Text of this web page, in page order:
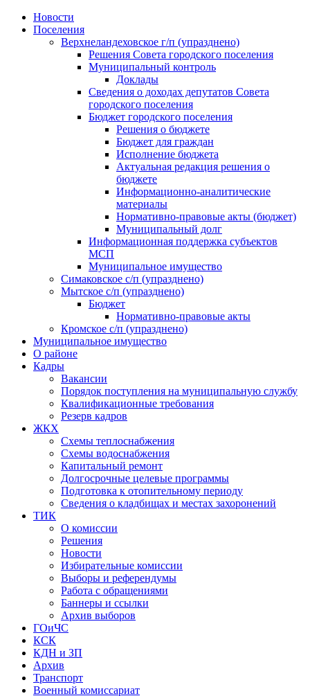
Skip
Новости
Поселения
Верхнеландеховское г/п (упразднено)
Решения Совета городского поселения
Муниципальный контроль
Доклады
Сведения о доходах депутатов Совета
городского поселения
Бюджет городского поселения
Решения о бюджете
Бюджет для граждан
Исполнение бюджета
Актуальная редакция решения о
бюджете
Информационно-аналитические
материалы
Нормативно-правовые акты (бюджет)
Муниципальный долг
Информационная поддержка субъектов
МСП
Муниципальное имущество
Симаковское с/п (упразднено)
Мытское с/п (упразднено)
Бюджет
Нормативно-правовые акты
Кромское с/п (упразднено)
Муниципальное имущество
О районе
Кадры
Вакансии
Порядок поступления на муниципальную службу
Квалификационные требования
Резерв кадров
ЖКХ
Схемы теплоснабжения
Схемы водоснабжения
Капитальный ремонт
Долгосрочные целевые программы
Подготовка к отопительному периоду
Сведения о кладбищах и местах захоронений
ТИК
О комиссии
Решения
Новости
Избирательные комиссии
Выборы и референдумы
Работа с обращениями
Баннеры и ссылки
Архив выборов
ГОиЧС
КСК
КДН и ЗП
Архив
Транспорт
Военный комиссариат